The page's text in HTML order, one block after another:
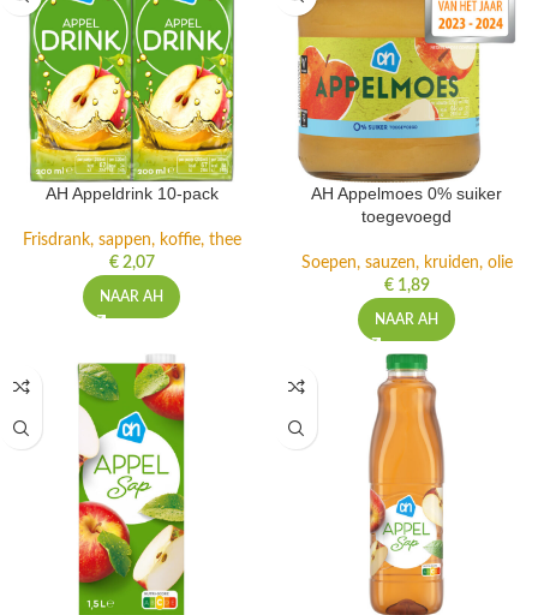
AH Appeldrink 10-pack
Frisdrank, sappen, koffie, thee
€2,07
NAAR AH
AH Appelmoes 0% suiker
toegevoegd
Soepen, sauzen, kruiden, olie
€1,89
NAAR AH